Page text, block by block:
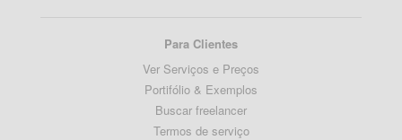
Para Clientes
Ver Serviços e Preços
Portifólio & Exemplos
Buscar freelancer
Termos de serviço